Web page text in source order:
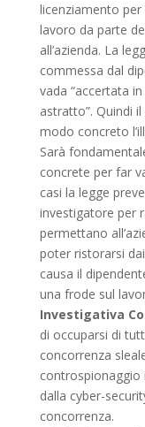
licenziamento
lavoro da parte
all’azienda. La
commessa dal
vada “accertata
astratto”. Quindi
modo concreto
Sarà
concrete per far
casi la legge
investigatore per
permettano
poter ristorarsi
causa il
una frode sul
Investigativa
di occuparsi di
concorrenza
controspionaggio
dalla cyber-
concorrenza.